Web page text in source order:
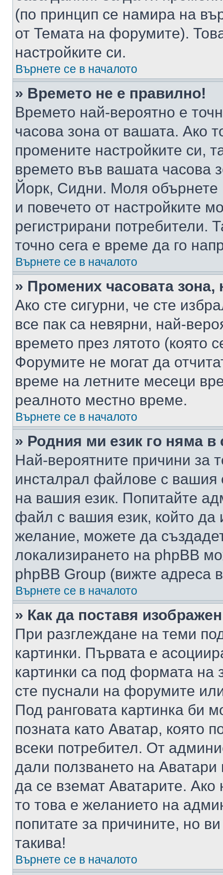
(по принцип се намира на
от Темата на форумите).
настройките си.
Върнете се в началото
» Времето не е правилно!
Времето най-вероятно е
часова зона от вашата. Ако
промените настройките си,
времето във вашата
Йорк, Сидни. Моля обърнете
и повечето от настройките
регистрирани потребители.
точно сега е време да го
Върнете се в началото
» Промених часовата
Ако сте сигурни, че сте
все пак са невярни, най-
времето през лятото (която
Форумите не могат да
време на летните месеци
реалното местно време.
Върнете се в началото
» Родния ми език го няма в
Най-вероятните причини за
инсталрал файлове с вашия
на вашия език. Попитайте
файл с вашия език, който да
желание, можете да
локализирането на phpBB
phpBB Group (вижте адреса
Върнете се в началото
» Как да поставя
При разглеждане на теми
картинки. Първата е
картинки са под формата на
сте пуснали на форумите
Под ранговата картинка би
позната като Аватар, която
всеки потребител. От
дали ползването на
да се вземат Аватарите.
то това е желанието на
попитате за причините, но
такива!
Върнете се в началото